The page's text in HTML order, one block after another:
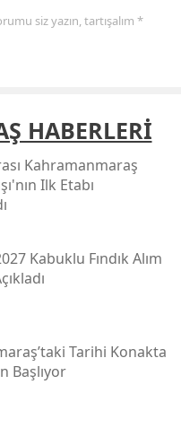
siz yazın, tartışalım *
HABERLERİ
Kahramanmaraş
Ilk Etabı
Kabuklu Fındık Alım
Tarihi Konakta
Başlıyor